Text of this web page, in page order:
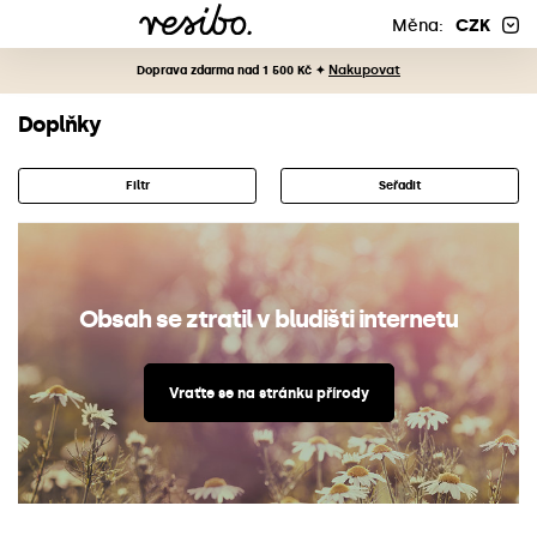
Měna: CZK
Doprava zdarma nad 1 500 Kč ✦ Nakupovat
Doplňky
Filtr Seřadit
Obsah se ztratil v bludišti internetu
Vraťte se na stránku přírody